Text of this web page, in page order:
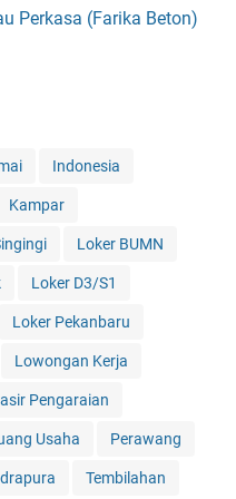
Perkasa (Farika Beton)
Indonesia
Kampar
Loker BUMN
Loker D3/S1
Loker Pekanbaru
Lowongan Kerja
Pengaraian
Usaha Perawang
Tembilahan